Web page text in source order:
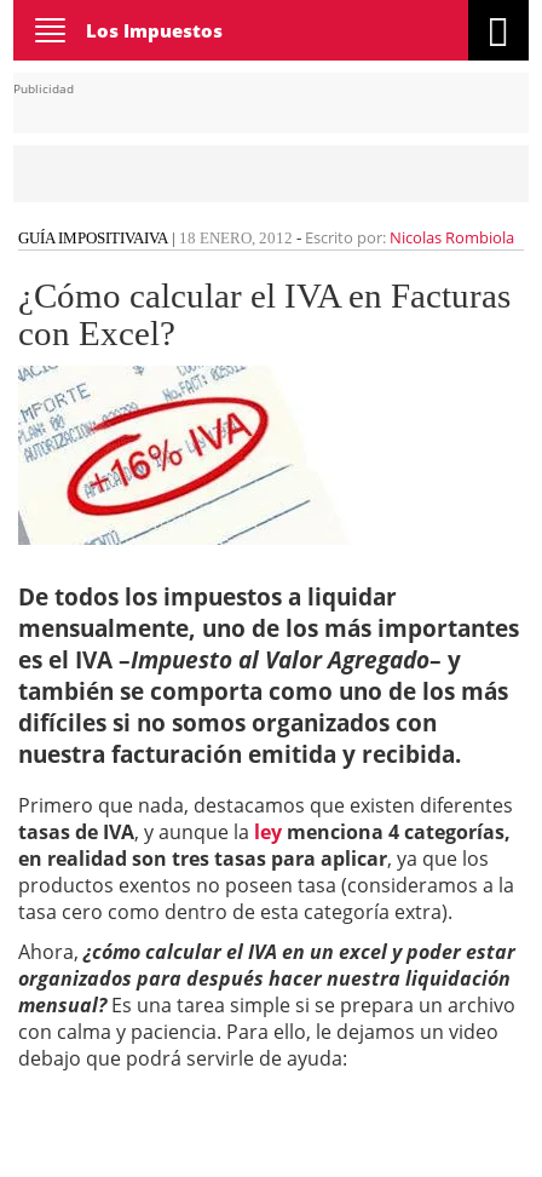
Toggle
navigation
Los Impuestos
Publicidad
GUÍA IMPOSITIVAIVA| 18 ENERO, 2012 - Escrito por: Nicolas Rombiola
¿Cómo calcular el IVA en Facturas
con Excel?
De todos los impuestos a liquidar
mensualmente, uno de los más importantes
es el IVA –Impuesto al Valor Agregado– y
también se comporta como uno de los más
difíciles si no somos organizados con
nuestra facturación emitida y recibida.
Primero que nada, destacamos que existen diferentes
tasas de IVA, y aunque la ley menciona 4 categorías,
en realidad son tres tasas para aplicar, ya que los
productos exentos no poseen tasa (consideramos a la
tasa cero como dentro de esta categoría extra).
Ahora,¿cómo calcular el IVA en un excel y poder estar
organizados para después hacer nuestra liquidación
mensual?Es una tarea simple si se prepara un archivo
con calma y paciencia. Para ello, le dejamos un video
debajo que podrá servirle de ayuda: